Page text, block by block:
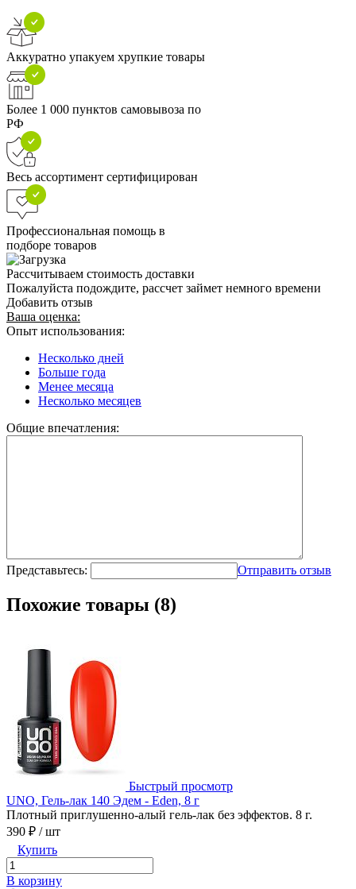
Аккуратно упакуем хрупкие товары
Более 1 000 пунктов самовывоза по
РФ
Весь ассортимент сертифицирован
Профессиональная помощь в
подборе товаров
Рассчитываем стоимость доставки
Пожалуйста подождите, рассчет займет немного времени
Добавить отзыв
Ваша оценка:
Опыт использования:
Несколько дней
Больше года
Менее месяца
Несколько месяцев
Общие впечатления:
Представьтесь: Отправить отзыв
Похожие товары (8)
Быстрый просмотр
UNO, Гель-лак 140 Эдем - Eden, 8 г
Плотный приглушенно-алый гель-лак без эффектов. 8 г.
390 ₽ / шт
Купить
В корзину